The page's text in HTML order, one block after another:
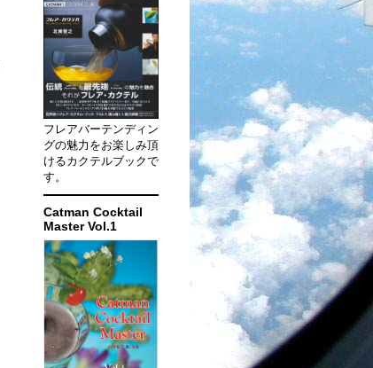
フレアバーテンディン
グの魅力をお楽しみ頂
けるカクテルブックで
す。
Catman Cocktail
Master Vol.1